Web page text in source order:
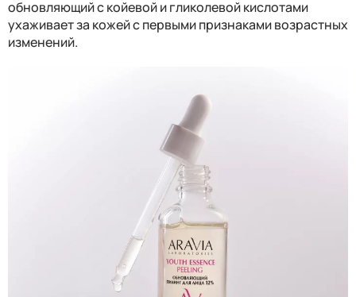
обновляющий с койевой и гликолевой кислотами
ухаживает за кожей с первыми признаками возрастных
изменений.